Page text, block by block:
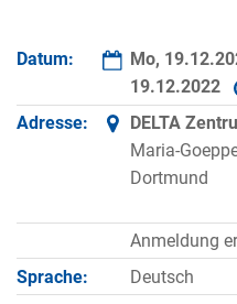
Datum: Mo,
19.12.2022
Adresse:
DELTA
Maria-
Dortmund
Anmeldung
Sprache:
Deutsch